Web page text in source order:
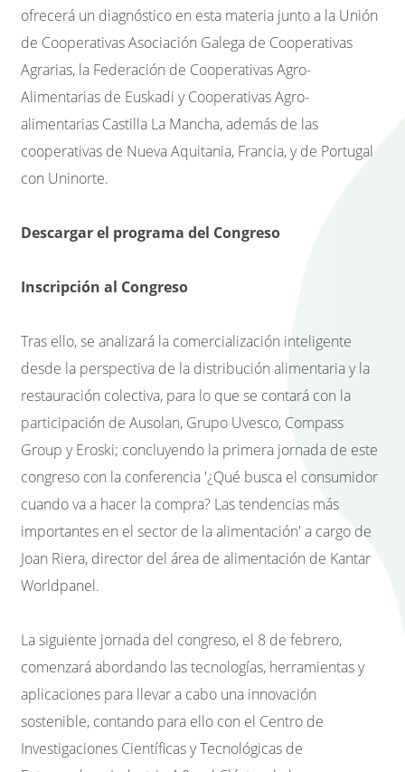
ofrecerá un diagnóstico en esta materia junto a la Unión
de Cooperativas Asociación Galega de Cooperativas
Agrarias, la Federación de Cooperativas Agro-
Alimentarias de Euskadi y Cooperativas Agro-
alimentarias Castilla La Mancha, además de las
cooperativas de Nueva Aquitania, Francia, y de Portugal
con Uninorte.
Descargar el programa del Congreso
Inscripción al Congreso
Tras ello, se analizará la comercialización inteligente
desde la perspectiva de la distribución alimentaria y la
restauración colectiva, para lo que se contará con la
participación de Ausolan, Grupo Uvesco, Compass
Group y Eroski; concluyendo la primera jornada de este
congreso con la conferencia '¿Qué busca el consumidor
cuando va a hacer la compra? Las tendencias más
importantes en el sector de la alimentación' a cargo de
Joan Riera, director del área de alimentación de Kantar
Worldpanel.
La siguiente jornada del congreso, el 8 de febrero,
comenzará abordando las tecnologías, herramientas y
aplicaciones para llevar a cabo una innovación
sostenible, contando para ello con el Centro de
Investigaciones Científicas y Tecnológicas de